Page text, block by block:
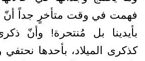
فهمت في وقت متأخرٍ جداً أنّ
بأيدينا بل مُنتحرة! وأنّ
كذكرى الميلاد، بأحدها نحتفي